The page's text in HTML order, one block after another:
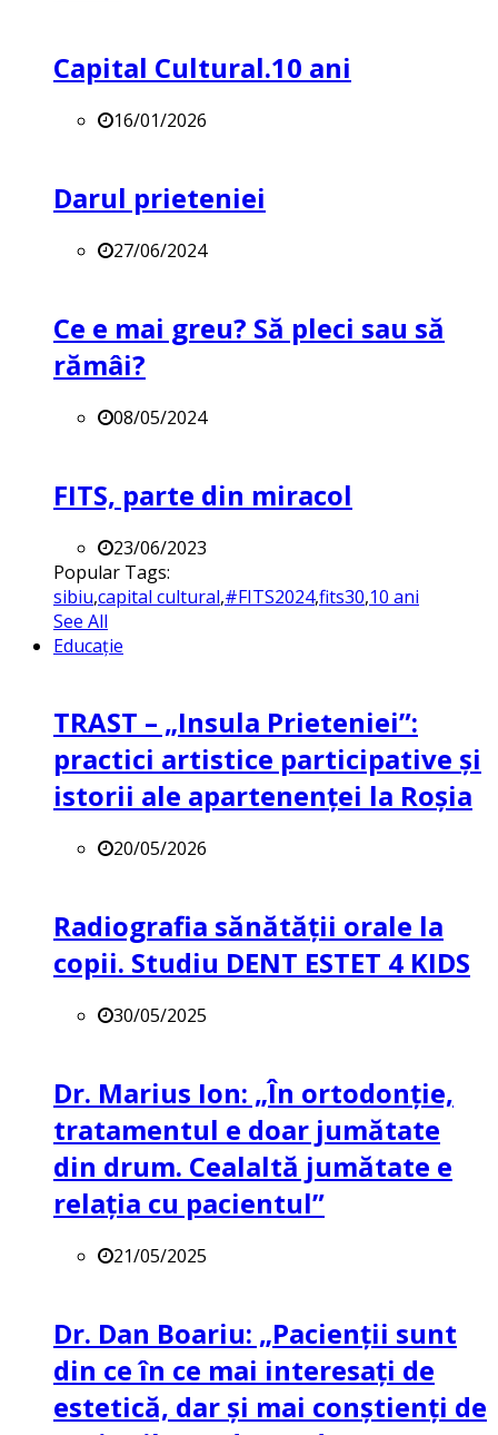
Capital Cultural.10 ani
16/01/2026
Darul prieteniei
27/06/2024
Ce e mai greu? Să pleci sau să
rămâi?
08/05/2024
FITS, parte din miracol
23/06/2023
Popular Tags:
sibiu,capital cultural,#FITS2024,fits30,10 ani
See All
Educație
TRAST – „Insula Prieteniei”:
practici artistice participative și
istorii ale apartenenței la Roșia
20/05/2026
Radiografia sănătății orale la
copii. Studiu DENT ESTET 4 KIDS
30/05/2025
Dr. Marius Ion: „În ortodonție,
tratamentul e doar jumătate
din drum. Cealaltă jumătate e
relația cu pacientul”
21/05/2025
Dr. Dan Boariu: „Pacienții sunt
din ce în ce mai interesați de
estetică, dar și mai conștienți de